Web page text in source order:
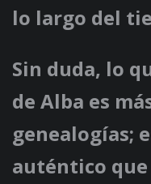
lo largo del
Sin duda, lo
de Alba es
genealogías;
auténtico que